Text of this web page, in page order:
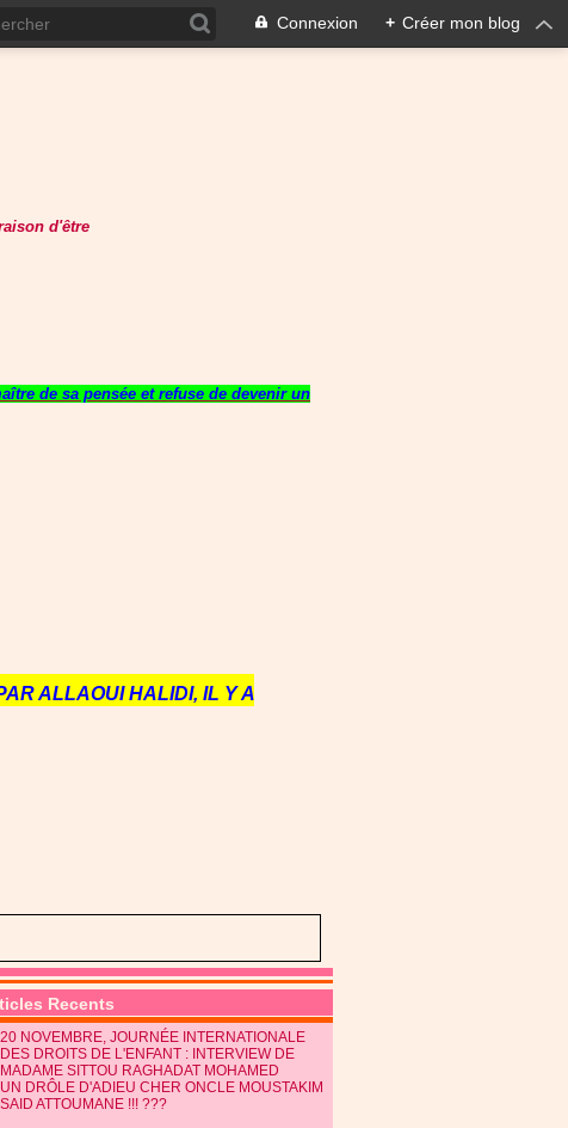
Connexion + Créer mon blog
d'être
de sa pensée et refuse de devenir un
ALLAOUI HALIDI, IL Y A
Recents
20 NOVEMBRE, JOURNÉE INTERNATIONALE
DES DROITS DE L'ENFANT : INTERVIEW DE
MADAME SITTOU RAGHADAT MOHAMED
UN DRÔLE D'ADIEU CHER ONCLE MOUSTAKIM
SAID ATTOUMANE !!! ???